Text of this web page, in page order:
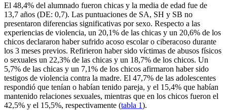
El 48,4% del alumnado fueron chicas y la media de edad fue de
13,7 años (DE: 0,7). Las puntuaciones de SA, SH y SB no
presentaron diferencias significativas por sexo. Respecto a las
experiencias de violencia, un 20,1% de las chicas y un 20,6% de los
chicos declararon haber sufrido acoso escolar o ciberacoso durante
los 3 meses previos. Refirieron haber sido víctimas de abusos físicos
o sexuales un 22,3% de las chicas y un 18,7% de los chicos. Un
5,7% de las chicas y un 7,1% de los chicos afirmaron haber sido
testigos de violencia contra la madre. El 47,7% de las adolescentes
respondió que tenían o habían tenido pareja, y el 15,4% que habían
mantenido relaciones sexuales, mientras que en los chicos fueron el
42,5% y el 15,5%, respectivamente (tabla 1).